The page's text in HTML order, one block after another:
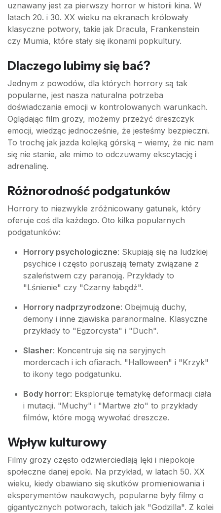
uznawany jest za pierwszy horror w historii kina. W
latach 20. i 30. XX wieku na ekranach królowały
klasyczne potwory, takie jak Dracula, Frankenstein
czy Mumia, które stały się ikonami popkultury.
Dlaczego lubimy się bać?
Jednym z powodów, dla których horrory są tak
popularne, jest nasza naturalna potrzeba
doświadczania emocji w kontrolowanych warunkach.
Oglądając film grozy, możemy przeżyć dreszczyk
emocji, wiedząc jednocześnie, że jesteśmy bezpieczni.
To trochę jak jazda kolejką górską – wiemy, że nic nam
się nie stanie, ale mimo to odczuwamy ekscytację i
adrenalinę.
Różnorodność podgatunków
Horrory to niezwykle zróżnicowany gatunek, który
oferuje coś dla każdego. Oto kilka popularnych
podgatunków:
Horrory psychologiczne: Skupiają się na ludzkiej
psychice i często poruszają tematy związane z
szaleństwem czy paranoją. Przykłady to
"Lśnienie" czy "Czarny łabędź".
Horrory nadprzyrodzone: Obejmują duchy,
demony i inne zjawiska paranormalne. Klasyczne
przykłady to "Egzorcysta" i "Duch".
Slasher: Koncentruje się na seryjnych
mordercach i ich ofiarach. "Halloween" i "Krzyk"
to ikony tego podgatunku.
Body horror: Eksploruje tematykę deformacji ciała
i mutacji. "Muchy" i "Martwe zło" to przykłady
filmów, które mogą wywołać dreszcze.
Wpływ kulturowy
Filmy grozy często odzwierciedlają lęki i niepokoje
społeczne danej epoki. Na przykład, w latach 50. XX
wieku, kiedy obawiano się skutków promieniowania i
eksperymentów naukowych, popularne były filmy o
gigantycznych potworach, takich jak "Godzilla". Z kolei